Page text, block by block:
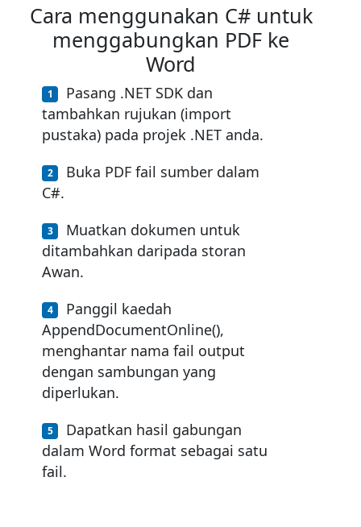
Cara menggunakan C# untuk
menggabungkan PDF ke
Word
Pasang .NET SDK dan
tambahkan rujukan (import
pustaka) pada projek .NET anda.
Buka PDF fail sumber dalam
C#.
Muatkan dokumen untuk
ditambahkan daripada storan
Awan.
Panggil kaedah
AppendDocumentOnline(),
menghantar nama fail output
dengan sambungan yang
diperlukan.
Dapatkan hasil gabungan
dalam Word format sebagai satu
fail.